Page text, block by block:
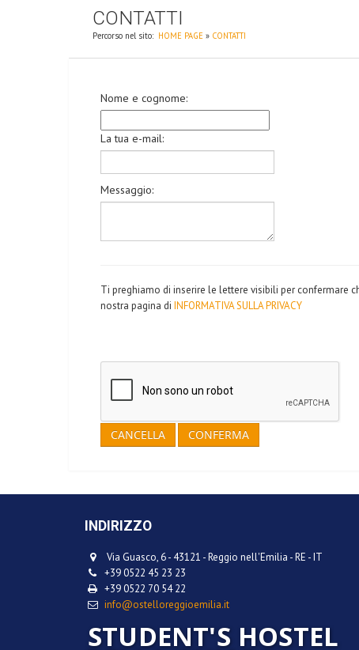
CONTATTI
Percorso nel sito: HOME PAGE » CONTATTI
Nome e cognome:
La tua e-mail:
Messaggio:
Ti preghiamo di inserire le lettere visibili per confermare
nostra pagina di INFORMATIVA SULLA PRIVACY
CANCELLA CONFERMA
INDIRIZZO
Via Guasco, 6- 43121 -Reggio nell'Emilia -RE -IT
+39 0522 45 23 23
+39 0522 70 54 22
info@ostelloreggioemilia.it
STUDENT'S HOSTEL